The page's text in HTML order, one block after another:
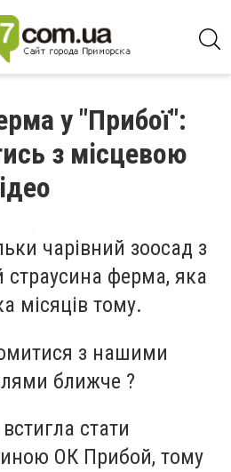
у "Прибої":
з місцевою
чарівний зоосад з
ферма, яка
місяців тому.
з нашими
ближче ?
стати
ОК Прибой, тому